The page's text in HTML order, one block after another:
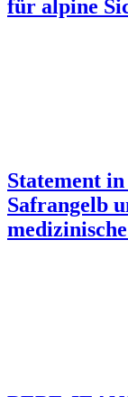
für alpine
Statement
Safrangelb